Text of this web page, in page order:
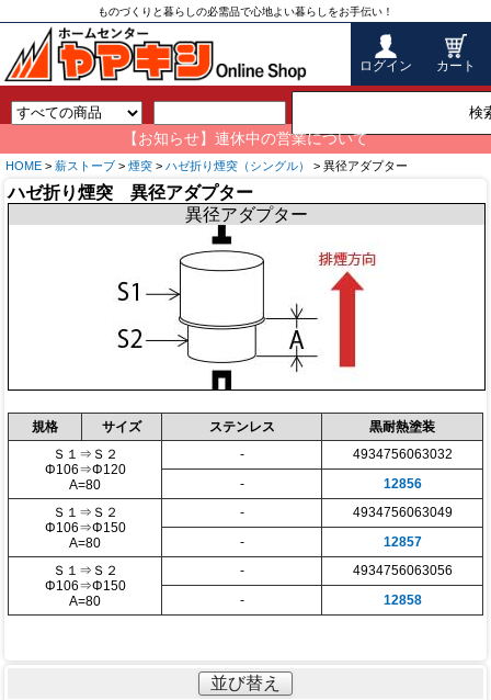
ものづくりと暮らしの必需品で心地よい暮らしをお手伝い！
ログイン カート
検
【お知らせ】連休中の営業について
HOME > 薪ストーブ > 煙突 > ハゼ折り煙突（シングル） > 異径アダプター
ハゼ折り煙突 異径アダプター
異径アダプター
規格 サイズ ステンレス
黒耐熱塗装
Ｓ１⇒Ｓ２
Φ106⇒Φ120
A=80
-
4934756063032
-
12856
Ｓ１⇒Ｓ２
Φ106⇒Φ150
A=80
-
4934756063049
-
12857
Ｓ１⇒Ｓ２
Φ106⇒Φ150
A=80
-
4934756063056
-
12858
並び替え